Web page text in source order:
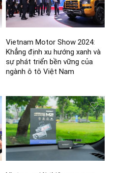
Vietnam Motor Show 2024:
Khẳng định xu hướng xanh và
sự phát triển bền vững của
ngành ô tô Việt Nam